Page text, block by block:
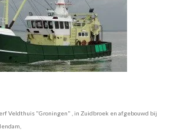
Veldthuis "Groningen" , in Zuidbroek en afgebouwd bij